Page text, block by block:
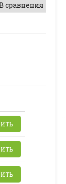
сравнения